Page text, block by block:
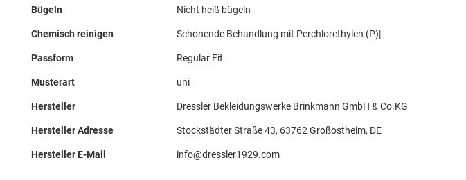
Bügeln Nicht heiß bügeln
Chemisch reinigen Schonende Behandlung mit Perchlorethylen (P)|
Passform Regular Fit
Musterart uni
Hersteller Dressler Bekleidungswerke Brinkmann GmbH & Co.KG
Hersteller Adresse Stockstädter Straße 43, 63762 Großostheim, DE
Hersteller E-Mail info@dressler1929.com